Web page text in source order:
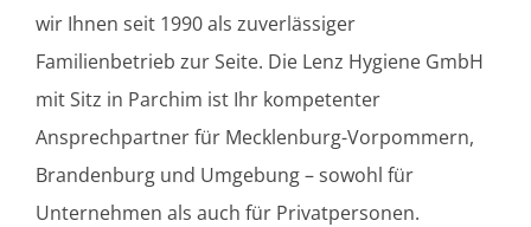
wir Ihnen seit 1990 als zuverlässiger
Familienbetrieb zur Seite. Die Lenz Hygiene GmbH
mit Sitz in Parchim ist Ihr kompetenter
Ansprechpartner für Mecklenburg-Vorpommern,
Brandenburg und Umgebung – sowohl für
Unternehmen als auch für Privatpersonen.